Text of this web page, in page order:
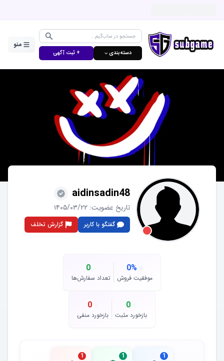
دسته‌بندی ⌵ + ثبت آگهی
منو
aidinsadin48
تاریخ عضویت:۱۴۰۵/۰۳/۲۲
گفتگو با کاربر گزارش تخلف
0%
موفقیت فروش
0
تعداد سفارش‌ها
0
بازخورد مثبت
0
بازخورد منفی
1
1
1